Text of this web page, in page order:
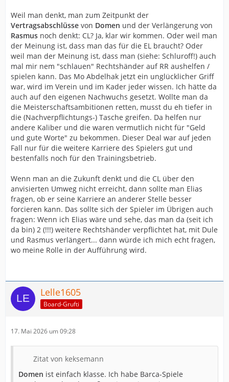
Weil man denkt, man zum Zeitpunkt der
Vertragsabschlüsse von Domen und der Verlängerung von
Rasmus noch denkt: CL? Ja, klar wir kommen. Oder weil man
der Meinung ist, dass man das für die EL braucht? Oder
weil man der Meinung ist, dass man (siehe: Schluroff!) auch
mal mir nem "schlauen" Rechtshänder auf RR aushelfen /
spielen kann. Das Mo Abdelhak jetzt ein unglücklicher Griff
war, wird im Verein und im Kader jeder wissen. Ich hätte da
auch auf den eigenen Nachwuchs gesetzt. Wollte man da
die Meisterschaftsambitionen retten, musst du eh tiefer in
die (Nachverpflichtungs-) Tasche greifen. Da helfen nur
andere Kaliber und die waren vermutlich nicht für "Geld
und gute Worte" zu bekommen. Dieser Deal war auf jeden
Fall nur für die weitere Karriere des Spielers gut und
bestenfalls noch für den Trainingsbetrieb.
Wenn man an die Zukunft denkt und die CL über den
anvisierten Umweg nicht erreicht, dann sollte man Elias
fragen, ob er seine Karriere an anderer Stelle besser
forcieren kann. Das sollte sich der Spieler im Übrigen auch
fragen: Wenn ich Elias wäre und sehe, das man da (seit ich
da bin) 2 (!!!) weitere Rechtshänder verpflichtet hat, mit Dule
und Rasmus verlängert... dann würde ich mich echt fragen,
wo meine Rolle in der Aufführung wird.
Lelle1605
Board-Grufti
17. Mai 2026 um 09:28
Zitat von keksemann
Domen ist einfach klasse. Ich habe Barca-Spiele